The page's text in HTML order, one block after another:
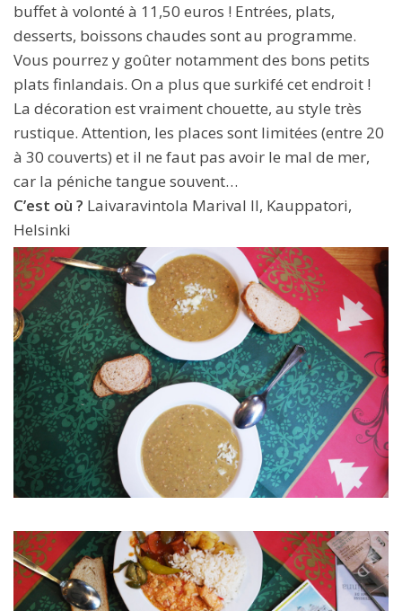
buffet à volonté à 11,50 euros ! Entrées, plats,
desserts, boissons chaudes sont au programme.
Vous pourrez y goûter notamment des bons petits
plats finlandais. On a plus que surkifé cet endroit !
La décoration est vraiment chouette, au style très
rustique. Attention, les places sont limitées (entre 20
à 30 couverts) et il ne faut pas avoir le mal de mer,
car la péniche tangue souvent…
C’est où ? Laivaravintola Marival II, Kauppatori,
Helsinki